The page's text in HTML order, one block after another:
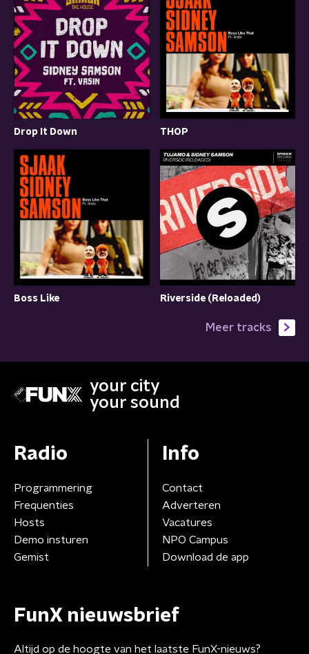
Drop It Down THOP
Boss Like Riverside (Reloaded)
Meer tracks
your city
your sound
Radio
Programmering
Frequenties
Hosts
Demo insturen
Gemist
Info
Contact
Adverteren
Vacatures
NPO Campus
Download de app
FunX nieuwsbrief
Altijd op de hoogte van het laatste FunX-nieuws?